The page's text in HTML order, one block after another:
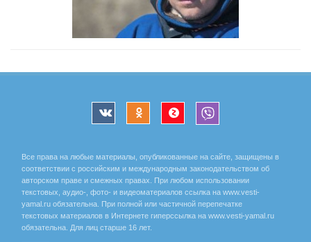
Все права на любые материалы, опубликованные на сайте, защищены в
соответствии с российским и международным законодательством об
авторском праве и смежных правах. При любом использовании
текстовых, аудио-, фото- и видеоматериалов ссылка на www.vesti-
yamal.ru обязательна. При полной или частичной перепечатке
текстовых материалов в Интернете гиперссылка на www.vesti-yamal.ru
обязательна. Для лиц старше 16 лет.